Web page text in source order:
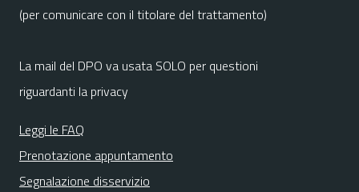
(per comunicare con il titolare del trattamento)
La mail del DPO va usata SOLO per questioni
riguardanti la privacy
Leggi le FAQ
Prenotazione appuntamento
Segnalazione disservizio